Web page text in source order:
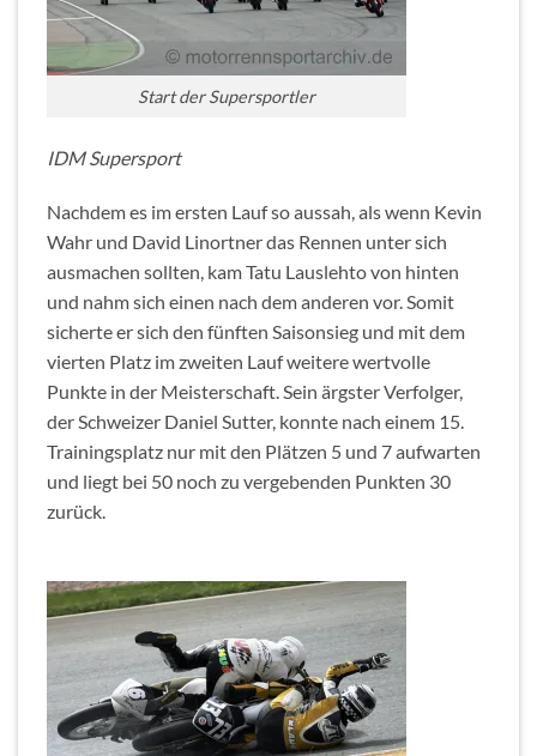
Start der Supersportler
IDM Supersport
Nachdem es im ersten Lauf so aussah, als wenn Kevin
Wahr und David Linortner das Rennen unter sich
ausmachen sollten, kam Tatu Lauslehto von hinten
und nahm sich einen nach dem anderen vor. Somit
sicherte er sich den fünften Saisonsieg und mit dem
vierten Platz im zweiten Lauf weitere wertvolle
Punkte in der Meisterschaft. Sein ärgster Verfolger,
der Schweizer Daniel Sutter, konnte nach einem 15.
Trainingsplatz nur mit den Plätzen 5 und 7 aufwarten
und liegt bei 50 noch zu vergebenden Punkten 30
zurück.